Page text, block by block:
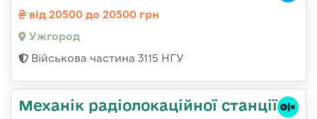
від 20500 до 20500 грн
Ужгород
Військова частина 3115 НГУ
Механік радіолокаційної станції